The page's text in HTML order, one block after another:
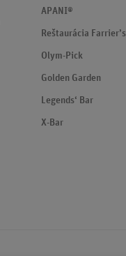
APANI®
Reštaurácia Farrier’s
Olym-Pick
Golden Garden
Legends‘ Bar
X-Bar